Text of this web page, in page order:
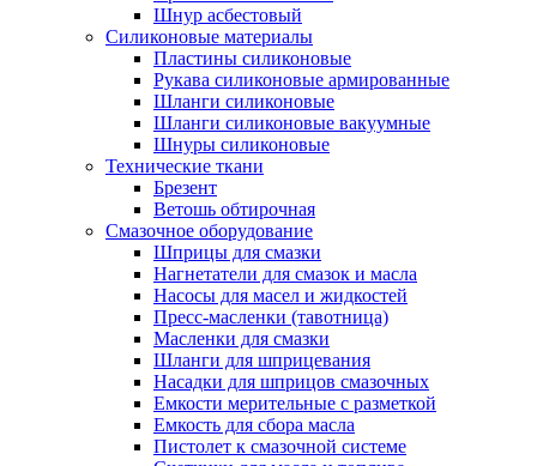
Шнур асбестовый
Силиконовые материалы
Пластины силиконовые
Рукава силиконовые армированные
Шланги силиконовые
Шланги силиконовые вакуумные
Шнуры силиконовые
Технические ткани
Брезент
Ветошь обтирочная
Смазочное оборудование
Шприцы для смазки
Нагнетатели для смазок и масла
Насосы для масел и жидкостей
Пресс-масленки (тавотница)
Масленки для смазки
Шланги для шприцевания
Насадки для шприцов смазочных
Емкости мерительные с разметкой
Емкость для сбора масла
Пистолет к смазочной системе